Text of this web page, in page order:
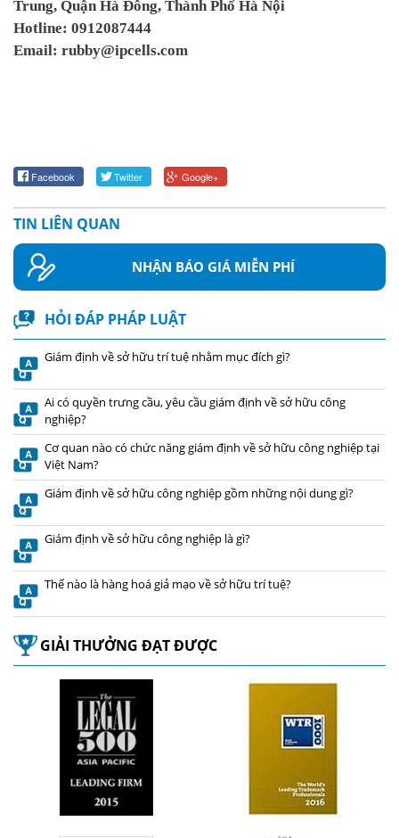
Trung, Quận Hà Đông, Thành Phố Hà Nội
Hotline: 0912087444
Email: rubby@ipcells.com
Facebook Twitter Google+
TIN LIÊN QUAN
NHẬN BÁO GIÁ MIỄN PHÍ
HỎI ĐÁP PHÁP LUẬT
Giám định về sở hữu trí tuệ nhằm mục đích gì?
Ai có quyền trưng cầu, yêu cầu giám định về sở hữu công
nghiệp?
Cơ quan nào có chức năng giám định về sở hữu công nghiệp tại
Việt Nam?
Giám định về sở hữu công nghiệp gồm những nội dung gì?
Giám định về sở hữu công nghiệp là gì?
Thế nào là hàng hoá giả mạo về sở hữu trí tuệ?
GIẢI THƯỞNG ĐẠT ĐƯỢC